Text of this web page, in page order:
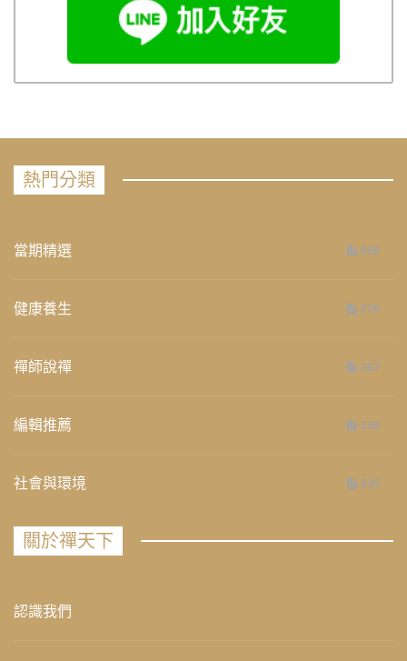
熱門分類
當期精選 658
健康養生 276
禪師說禪 267
編輯推薦 236
社會與環境 235
關於禪天下
認識我們